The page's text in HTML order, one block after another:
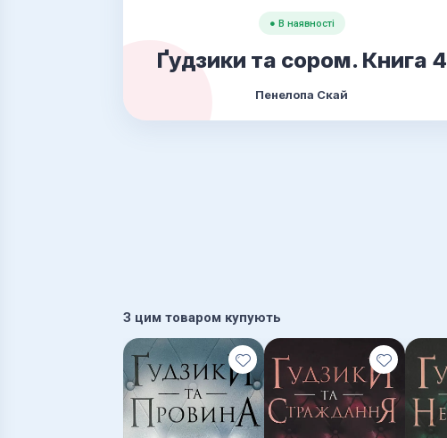
● В наявності
Ґудзики та сором. Книга 4
Пенелопа Скай
З цим товаром купують